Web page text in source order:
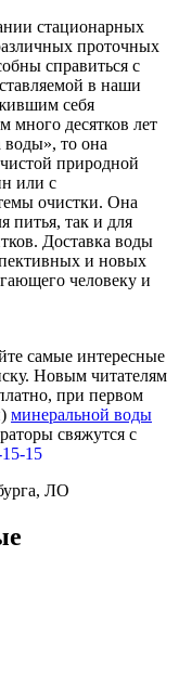
стационарных
проточных
справиться с
в наши
себя
десятков лет
воды», то она
природной
или с
очистки. Она
питья, так и для
Доставка воды
и новых
человеку и
самые интересные
Новым читателям
при первом
минеральной воды
свяжутся с
15
ЛО